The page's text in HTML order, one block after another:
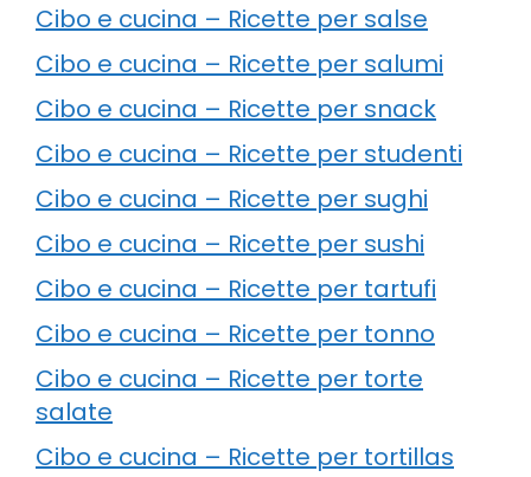
Cibo e cucina – Ricette per salse
Cibo e cucina – Ricette per salumi
Cibo e cucina – Ricette per snack
Cibo e cucina – Ricette per studenti
Cibo e cucina – Ricette per sughi
Cibo e cucina – Ricette per sushi
Cibo e cucina – Ricette per tartufi
Cibo e cucina – Ricette per tonno
Cibo e cucina – Ricette per torte
salate
Cibo e cucina – Ricette per tortillas